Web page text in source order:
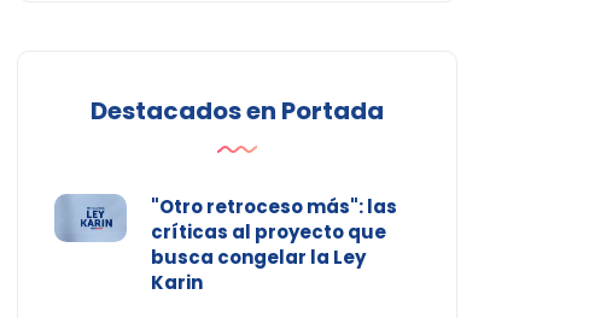
Destacados en Portada
"Otro retroceso más": las
críticas al proyecto que
busca congelar la Ley
Karin